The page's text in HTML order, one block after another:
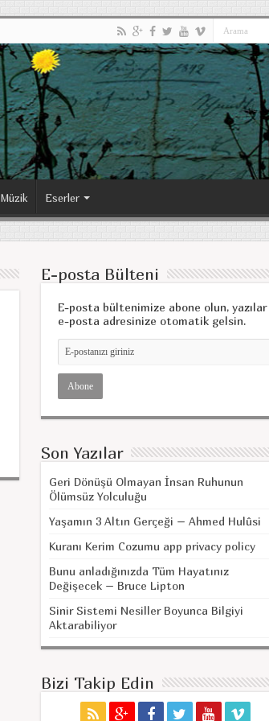
Müzik Eserler
E-posta Bülteni
E-posta bültenimize abone olun, yazılar
e-posta adresinize otomatik gelsin.
Son Yazılar
Geri Dönüşü Olmayan İnsan Ruhunun
Ölümsüz Yolculuğu
Yaşamın 3 Altın Gerçeği – Ahmed Hulûsi
Kuranı Kerim Cozumu app privacy policy
Bunu anladığınızda Tüm Hayatınız
Değişecek – Bruce Lipton
Sinir Sistemi Nesiller Boyunca Bilgiyi
Aktarabiliyor
Bizi Takip Edin